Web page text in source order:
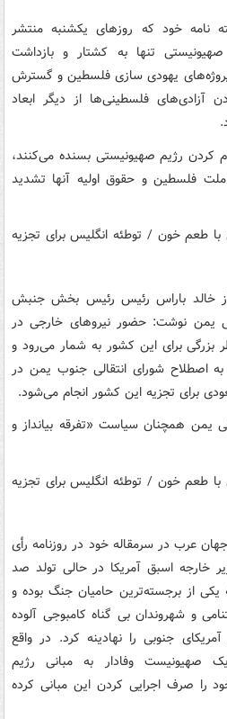
نامه خود که روزهای یکشنبه منتشر
تنها به کشتار و بازداشت
یهودی سازی فلسطین و گسترش
فلسطینی‌ها از دیگر ابعاد
کردن رژیم صهیونیستی بسنده می‌کنند،
فلسطین و حقوق اولیه آنها تشدید
از خالد باراس رئیس رئیس بخش جنبش
یمن نوشت: حضور نیروهای خارجی در
برای این کشور به شمار می‌رود و
اصطلاح شورای انتقالی جنوب یمن در
برای تجزیه این کشور انجام می‌شود.
یمن همچنان سیاست «تفرقه بیانداز و
عرب در سرمقاله خود در روزنامه رأی
خارجه اسبق آمریکا در حالی تولد صد
از برجسته‌ترین حامیان جنگ بوده و
و شهروندان بی گناه کامبوجی آلوده
جنوبی را نهادینه کرد. در واقع
صهیونیست وفادار به مبانی رژیم
را صرف اجرایی کردن این مبانی کرده